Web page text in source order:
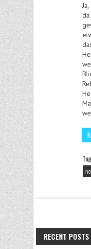
RECENT POSTS